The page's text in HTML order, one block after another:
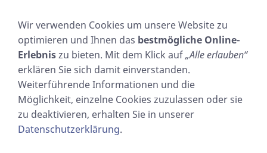
RESCUE SLING
Sie sind hier:SOSTECHNIC Sicherheitsausrüstung
GmbH»PRODUKTE»MANN ÜBER BORD
Wir verwenden Cookies um unsere Website zu
optimieren und Ihnen das bestmögliche Online-
Erlebniszu bieten. Mit dem Klick auf„Alle erlauben“
erklären Sie sich damit einverstanden.
Weiterführende Informationen und die
Möglichkeit, einzelne Cookies zuzulassen oder sie
zu deaktivieren, erhalten Sie in unserer
Datenschutzerklärung.